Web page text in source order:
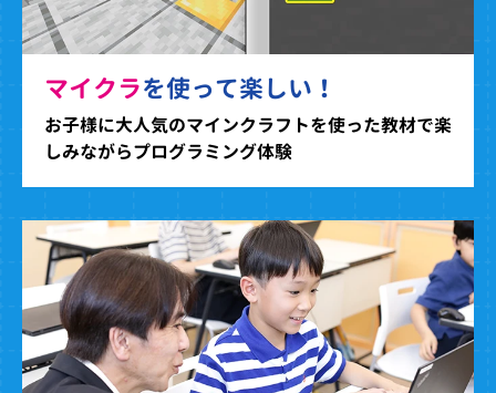
マイクラを使って楽しい！
お子様に大人気のマインクラフトを使った教材で楽
しみながらプログラミング体験